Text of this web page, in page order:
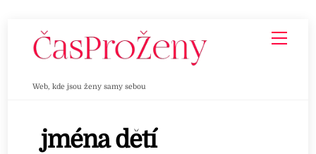
Web, kde jsou ženy samy sebou
jména dětí